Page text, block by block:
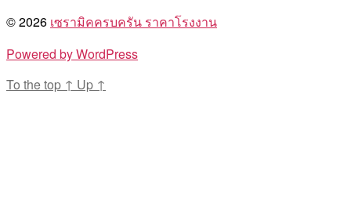
© 2026 เซรามิคครบครัน ราคาโรงงาน
Powered by WordPress
To the top ↑ Up ↑